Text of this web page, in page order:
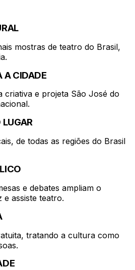
mostras de teatro do Brasil,
A CIDADE
criativa e projeta São José do
de todas as regiões do Brasil
e debates ampliam o
assiste teatro.
tratando a cultura como